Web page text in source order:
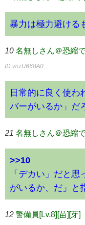
暴力は極力避ける
10 名無しさん＠恐縮
ID:vnzU668A0
日常的に良く使わ
バーがいるか」だ
21 名無しさん＠恐縮
>>10
「デカい」だと
がいるか、だ」と
12 警備員[Lv.8][苗][芽]